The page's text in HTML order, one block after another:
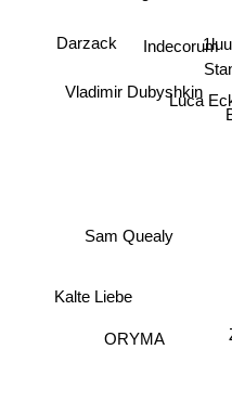
1luu
Indecorum
Luca Eck
Vladimir Dubyshkin
ORYMA
Darzack
Kalte Liebe